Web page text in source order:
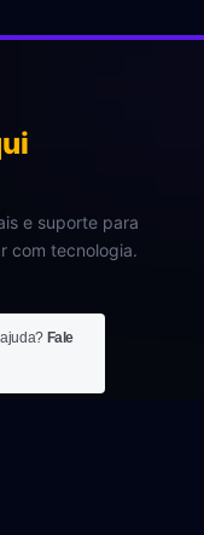
e suporte para
com tecnologia.
Fale